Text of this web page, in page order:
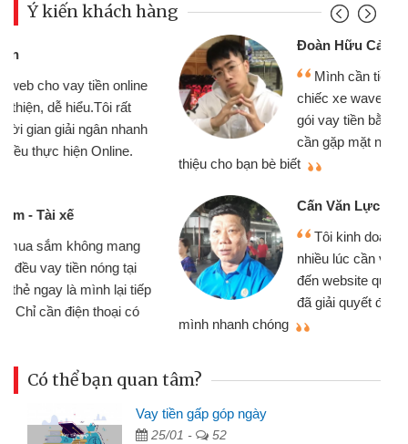
Ý kiến khách hàng
Đoàn Hữu Cảnh
Mình cần tiền gấp nên định cầm cố
chiếc xe wave nhưng thật may đã có
gói vay tiền bằng CMND online không
cần gặp mặt nên rất tiện lợi, sẽ giới
Cấn Văn Lực - Tạp hóa
Tôi kinh doanh buôn bán nhỏ lẻ
nhiều lúc cần vốn nhập hàng, nhờ biết
đến website qua bạn bè giới thiệu tôi
đã giải quyết được công việc của
Có thể bạn quan tâm?
Vay tiền gấp góp ngày
25/01 - 52